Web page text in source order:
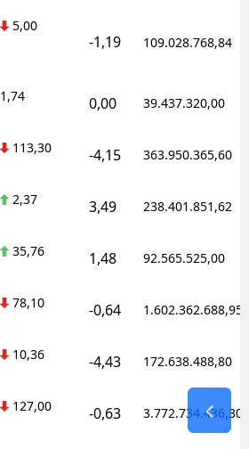
5,00
-1,19 109.028.768,84
1,74 0,00 39.437.320,00
113,30 -4,15 363.950.365,60
2,37 3,49 238.401.851,62
35,76 1,48 92.565.525,00
78,10 -0,64 1.602.362.688,95
10,36 -4,43 172.638.488,80
127,00 -0,63 3.772.734.436,30